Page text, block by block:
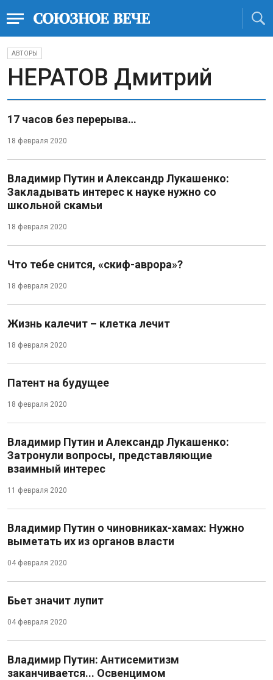
АВТОРЫ
НЕРАТОВ Дмитрий
17 часов без перерыва…
18 февраля 2020
Владимир Путин и Александр Лукашенко:
Закладывать интерес к науке нужно со
школьной скамьи
18 февраля 2020
Что тебе снится, «скиф-аврора»?
18 февраля 2020
Жизнь калечит – клетка лечит
18 февраля 2020
Патент на будущее
18 февраля 2020
Владимир Путин и Александр Лукашенко:
Затронули вопросы, представляющие
взаимный интерес
11 февраля 2020
Владимир Путин о чиновниках-хамах: Нужно
выметать их из органов власти
04 февраля 2020
Бьет значит лупит
04 февраля 2020
Владимир Путин: Антисемитизм
заканчивается... Освенцимом